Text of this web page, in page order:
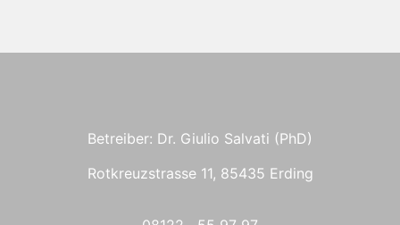
Betreiber: Dr. Giulio Salvati (PhD)
Rotkreuzstrasse 11, 85435 Erding